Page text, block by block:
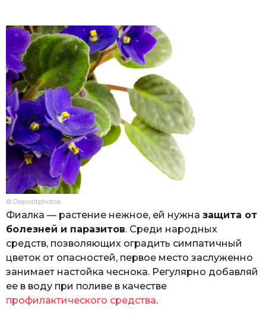
© Depositphotos
Фиалка — растение нежное, ей нужна защита от
болезней и паразитов. Среди народных
средств, позволяющих оградить симпатичный
цветок от опасностей, первое место заслуженно
занимает настойка чеснока. Регулярно добавляй
ее в воду при поливе в качестве
профилактического средства.